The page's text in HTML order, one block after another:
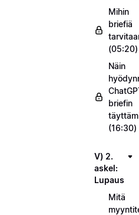
Mihin
briefiä
(05:20)
Näin
briefin
(16:30)
V) 2.
askel:
Lupaus
Mitä